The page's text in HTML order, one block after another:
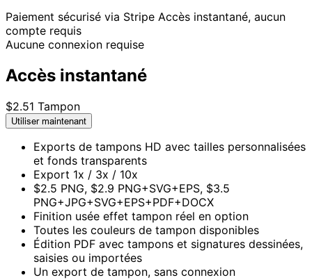
Paiement sécurisé via Stripe Accès instantané, aucun
compte requis
Aucune connexion requise
Accès instantané
$2.51 Tampon
Utiliser maintenant
Exports de tampons HD avec tailles personnalisées
et fonds transparents
Export 1x / 3x / 10x
$2.5 PNG, $2.9 PNG+SVG+EPS, $3.5
PNG+JPG+SVG+EPS+PDF+DOCX
Finition usée effet tampon réel en option
Toutes les couleurs de tampon disponibles
Édition PDF avec tampons et signatures dessinées,
saisies ou importées
Un export de tampon, sans connexion